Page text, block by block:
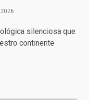
silenciosa que
continente